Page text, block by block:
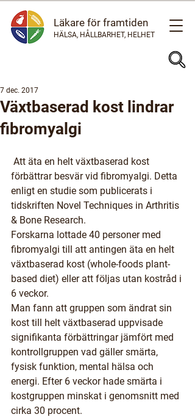
Läkare för framtiden
HÄLSA, HÅLLBARHET, HELHET
Växtbaserad kost lindrar
fibromyalgi
7 dec. 2017
förbättrar besvär vid fibromyalgi. Detta
enligt en studie som publicerats i
tidskriften Novel Techniques in Arthritis
& Bone Research.
Forskarna lottade 40 personer med
fibromyalgi till att antingen äta en helt
växtbaserad kost (whole-foods plant-
based diet) eller att följas utan kostråd i
6 veckor.
Man fann att gruppen som ändrat sin
kost till helt växtbaserad uppvisade
signifikanta förbättringar jämfört med
kontrollgruppen vad gäller smärta,
fysisk funktion, mental hälsa och
energi. Efter 6 veckor hade smärta i
kostgruppen minskat i genomsnitt med
cirka 30 procent.